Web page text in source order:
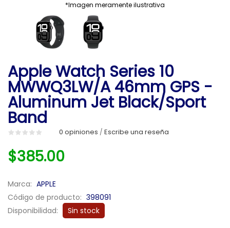
*Imagen meramente ilustrativa
Apple Watch Series 10
MWWQ3LW/A 46mm GPS -
Aluminum Jet Black/Sport
Band
0 opiniones / Escribe una reseña
$385.00
Marca: APPLE
Código de producto: 398091
Disponibilidad:
Sin stock